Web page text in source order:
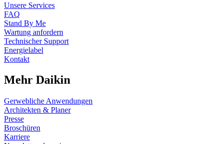
Unsere Services
FAQ
Stand By Me
Wartung anfordern
Technischer Support
Energielabel
Kontakt
Mehr Daikin
Gerwebliche Anwendungen
Architekten & Planer
Presse
Broschüren
Karriere